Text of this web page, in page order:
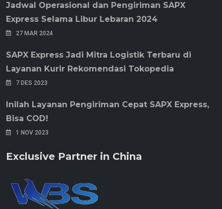
Jadwal Operasional dan Pengiriman SAPX
Express Selama Libur Lebaran 2024
27 MAR 2024
SAPX Express Jadi Mitra Logistik Terbaru di
Layanan Kurir Rekomendasi Tokopedia
7 DES 2023
Inilah Layanan Pengiriman Cepat SAPX Express,
Bisa COD!
1 NOV 2023
Exclusive Partner in China